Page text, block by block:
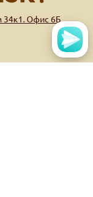
34к1. Офис 6Б